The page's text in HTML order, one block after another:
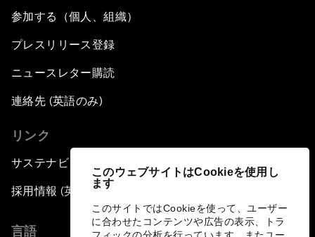
このウェブサイトはCookieを使用し
ます
このサイトではCookieを使って、ユーザー
に合わせたコンテンツや広告の表示、トラ
参加する（個人、組織）
プレスリリース登録
ニュースレター購読
連絡先 (英語のみ)
リンク
サステナビリティへの取り組み
採用情報 (英語のみ)
言語